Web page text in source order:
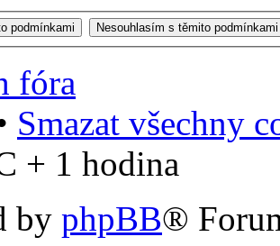
fóra
Smazat všechny
+ 1 hodina
by phpBB®